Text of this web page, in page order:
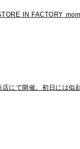
IN FACTORY
にて開催。初日には似